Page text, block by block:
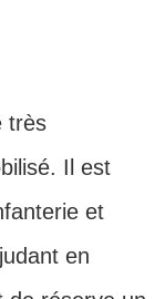
très
Il est
et
en